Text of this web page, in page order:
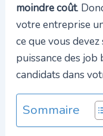
moindre coût.
votre entreprise
ce que vous
puissance des
candidats dans
Sommaire